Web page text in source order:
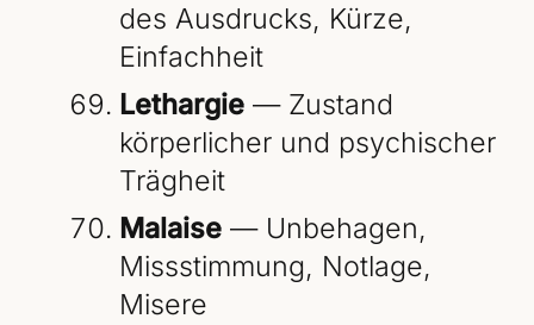
des Ausdrucks, Kürze,
Einfachheit
Lethargie— Zustand
körperlicher und psychischer
Trägheit
Malaise— Unbehagen,
Missstimmung, Notlage,
Misere